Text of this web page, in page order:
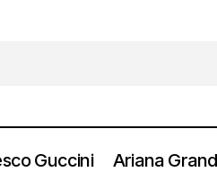
Guccini Ariana